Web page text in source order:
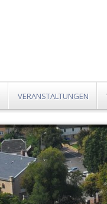
VERANSTALTUNGEN